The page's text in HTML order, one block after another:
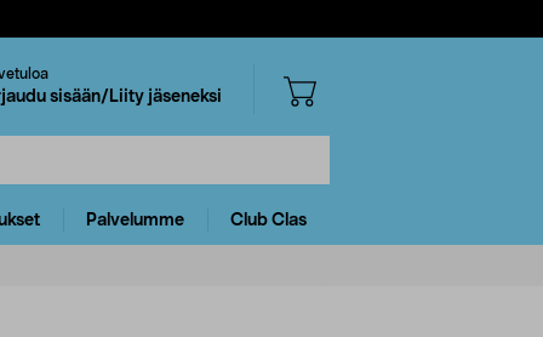
sisään/Liity jäseneksi
Palvelumme Club Clas